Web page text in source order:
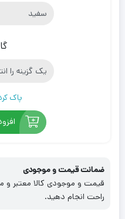
پاک
ضمانت قیمت و موجودی
قیمت و موجودی کالا معتبر و
راحت انجام دهید.